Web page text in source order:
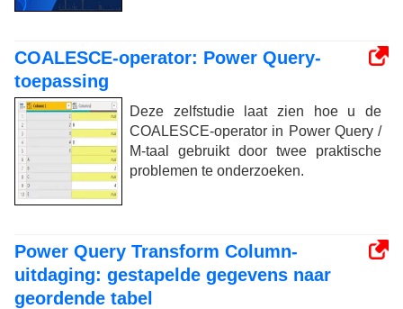
COALESCE-operator: Power Query-
toepassing
Deze zelfstudie laat zien hoe u de
COALESCE-operator in Power Query /
M-taal gebruikt door twee praktische
problemen te onderzoeken.
Power Query Transform Column-
uitdaging: gestapelde gegevens naar
geordende tabel